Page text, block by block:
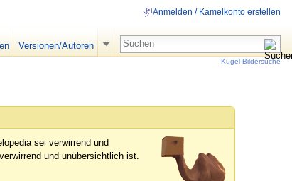
sei verwirrend und
und unübersichtlich ist.
Anmelden / Kamelkonto erstellen
Versionen/Autoren
Kugel-Bildersuche